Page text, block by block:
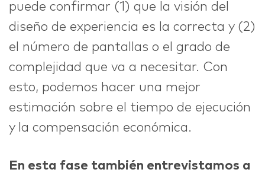
puede confirmar (1) que la visión del
diseño de experiencia es la correcta y (2)
el número de pantallas o el grado de
complejidad que va a necesitar. Con
esto, podemos hacer una mejor
estimación sobre el tiempo de ejecución
y la compensación económica.
En esta fase también entrevistamos a